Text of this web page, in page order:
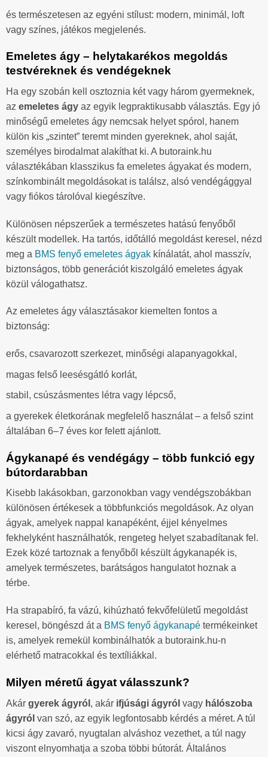
és természetesen az egyéni stílust: modern, minimál, loft
vagy színes, játékos megjelenés.
Emeletes ágy – helytakarékos megoldás
testvéreknek és vendégeknek
Ha egy szobán kell osztoznia két vagy három gyermeknek,
az emeletes ágy az egyik legpraktikusabb választás. Egy jó
minőségű emeletes ágy nemcsak helyet spórol, hanem
külön kis „szintet” teremt minden gyereknek, ahol saját,
személyes birodalmat alakíthat ki. A butoraink.hu
választékában klasszikus fa emeletes ágyakat és modern,
színkombinált megoldásokat is találsz, alsó vendégággyal
vagy fiókos tárolóval kiegészítve.
Különösen népszerűek a természetes hatású fenyőből
készült modellek. Ha tartós, időtálló megoldást keresel, nézd
meg a BMS fenyő emeletes ágyak kínálatát, ahol masszív,
biztonságos, több generációt kiszolgáló emeletes ágyak
közül válogathatsz.
Az emeletes ágy választásakor kiemelten fontos a
biztonság:
erős, csavarozott szerkezet, minőségi alapanyagokkal,
magas felső leesésgátló korlát,
stabil, csúszásmentes létra vagy lépcső,
a gyerekek életkorának megfelelő használat – a felső szint
általában 6–7 éves kor felett ajánlott.
Ágykanapé és vendégágy – több funkció egy
bútordarabban
Kisebb lakásokban, garzonokban vagy vendégszobákban
különösen értékesek a többfunkciós megoldások. Az olyan
ágyak, amelyek nappal kanapéként, éjjel kényelmes
fekhelyként használhatók, rengeteg helyet szabadítanak fel.
Ezek közé tartoznak a fenyőből készült ágykanapék is,
amelyek természetes, barátságos hangulatot hoznak a
térbe.
Ha strapabíró, fa vázú, kihúzható fekvőfelületű megoldást
keresel, böngészd át a BMS fenyő ágykanapé termékeinket
is, amelyek remekül kombinálhatók a butoraink.hu-n
elérhető matracokkal és textíliákkal.
Milyen méretű ágyat válasszunk?
Akár gyerek ágyról , akár ifjúsági ágyról vagy hálószoba
ágyról van szó, az egyik legfontosabb kérdés a méret. A túl
kicsi ágy zavaró, nyugtalan alváshoz vezethet, a túl nagy
viszont elnyomhatja a szoba többi bútorát. Általános